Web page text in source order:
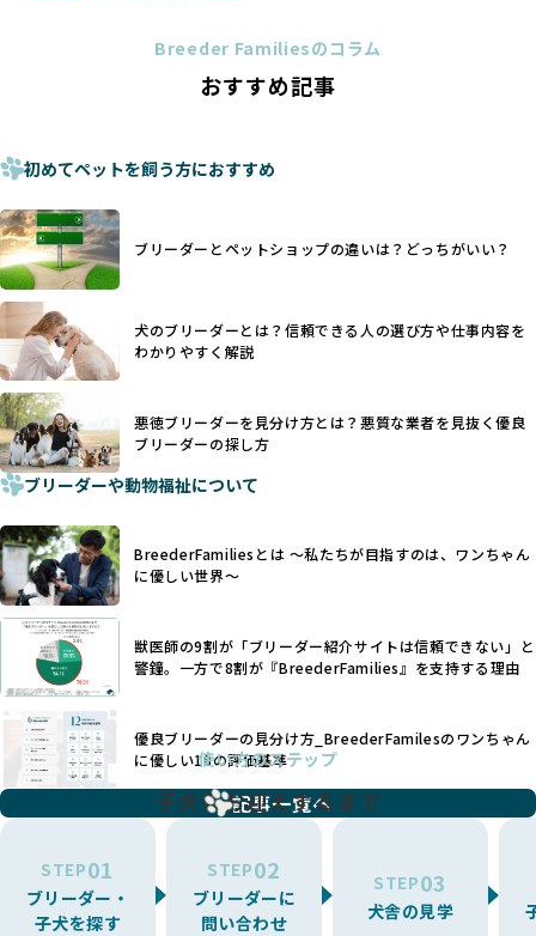
法令レベルの最低基準にとどまっていることが問題です。こ
ものに過ぎず、ワンちゃんの心身の福祉やブリーダーの責任
少なくなく、消費者にとって選択の判断が難しい現状があり
さらに、書類審査のみで掲載が許可されるサイトが多く、実
際の飼育環境やブリーダーの姿勢が見えにくい点も課題で
す。こうしたサイトでは、ブリーダーが記載する情報が主で
あり、実際の現場や日々のケアの状況がわからないため、営
利優先の「悪徳ブリーダー」が含まれるリスクが高まりま
す。
BreederFamiliesでは、ワンちゃんを大切にする「優良ブリ
ーダー」のみを紹介するために、法令を超えた独自の基準を
設け、ブリーダーの理念や飼育環境の厳格なチェックを行っ
ています。
一部の営利優先のブリーディングでは、母犬の出産負担を考
えずに大量繁殖が行われ、親犬が心身ともに疲弊するケース
が見られます。さらに、コストカットのために食事を減らし
たり、栄養のない食事を与える、適切な健康管理が行われな
いなど、ワンちゃんの健康と福祉が犠牲にされることも少な
くありません。
また、健康リスクが予測しづらいミックス犬の繁殖や、愛情
が行き届かない多頭飼育等も問題です。これらのブリーディ
ング手法は、ワンちゃんの福祉を無視し、利益のみを追求す
るブリーダーによるものが多く、消費者にとっても深刻な課
題となっています。
BreederFamiliesでは、こうしたワンちゃんに優しくないブ
リーディングをなくすため、すべてのワンちゃんを家族のよ
うに大切に飼育・繁殖を行っている「優良ブリーダー」のみ
BreederFamiliesでは、アニマルウェルフェアを最優先に考
えた6つの絶対基準と12の総合基準を設定しています。これに
に断尾（しっぽを切る）や断耳（耳を切る）が行われている
ことがあります。
これは痛みを伴う処置で、ワンちゃんの身体的な負担が大き
手段でもあるため、切断されることで他の犬や人間との意思
ヨーロッパ諸国ではこうした処置が禁止されている一方で、
日本ではいまだ行われる場合があります。
優良ブリーダーは動物福祉を優先し、ワンちゃんの自然な姿
を大切にするため断尾・断耳を行いません。
一方、営利優先ブリーダーでは「見た目が良く売れやすい」
ことを理由に断尾や断耳を行うことがあり、中には麻酔なし
で処置するケースも見受けられます。
「耳やしっぽを切らない」詳細はこちら
犬種ごとに異なる健康リスクや育て方のポイントを理解し、
適切に対応するためには、深い知識と豊富な経験が欠かせま
せん。現在、犬種は200種類以上あり、それぞれに特有の健康
たとえば、パグは呼吸器系のトラブルを抱えやすく、ラブラ
ドール・レトリバーには股関節形成不全への注意が必要で
す。このような犬種ごとの違いを熟知し、適切なケアを提供
できるかどうかは、ブリーダーの専門性に大きく関わりま
す。
優良ブリーダーは、少数の犬種（一般的に3種以内）に絞って
繁殖を行い、各犬種の特徴を熟知しています。これにより、
犬種ごとの健康管理や繁殖において質の高いケアを提供する
ことが可能です。
一方、営利優先ブリーダーは流行や需要に応じて扱う犬種を
増やす傾向があり、犬種ごとに異なる健康問題や適切な育成
環境を十分に考慮しない場合があります。こうしたブリーダ
たりストレスを抱えたりするリスクが高まります。
「少数の犬種に集中」の詳細はこちら
Breeder Familiesのコラム
おすすめ記事
初めてペットを飼う方におすすめ
ブリーダーとペットショップの違いは？どっちがいい？
犬のブリーダーとは？信頼できる人の選び方や仕事内容を
わかりやすく解説
悪徳ブリーダーを見分け方とは？悪質な業者を見抜く優良
ブリーダーの探し方
ブリーダーや動物福祉について
BreederFamiliesとは 〜私たちが目指すのは、ワンちゃん
に優しい世界〜
獣医師の9割が「ブリーダー紹介サイトは信頼できない」と
警鐘。一方で8割が『BreederFamilies』を支持する理由
優良ブリーダーの見分け方_BreederFamilesのワンちゃん
に優しい18の評価基準
記事一覧へ
使い方のステップ
子犬をお迎えするまで
STEP01
ブリーダー・
子犬を探す
STEP02
ブリーダーに
問い合わせ
STEP03
犬舎の見学